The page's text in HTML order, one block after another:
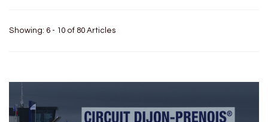
Showing: 6 - 10 of 80 Articles